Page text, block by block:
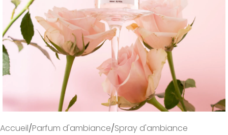
Accueil/Parfum d'ambiance/Spray d'ambiance